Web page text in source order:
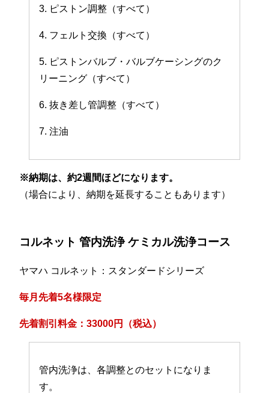
3. ピストン調整（すべて）
4. フェルト交換（すべて）
5. ピストンバルブ・バルブケーシングのク
リーニング（すべて）
6. 抜き差し管調整（すべて）
7. 注油
※納期は、約2週間ほどになります。
（場合により、納期を延長することもあります）
コルネット 管内洗浄 ケミカル洗浄コース
ヤマハ コルネット：スタンダードシリーズ
毎月先着5名様限定
先着割引料金：33000円（税込）
管内洗浄は、各調整とのセットになりま
す。